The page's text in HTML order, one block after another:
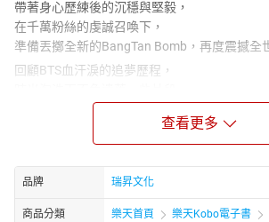
帶著身心歷練後的沉穩與堅毅，
在千萬粉絲的虔誠召喚下，
準備丟擲全新的BangTan Bomb，再度震撼全
回顧BTS血汗淚的追夢歷程，
就讓這本書幫你靜靜鎖住記憶，
會聽見自己的心跳與少年們的呼吸共振，
瞬間將你拉回——
那一年，我們追過的防彈！
#王者回歸版增量4萬字，相當一部新作品！
查看更多
品牌 瑞昇文化
商品分類 樂天首頁 樂天Kobo電子書